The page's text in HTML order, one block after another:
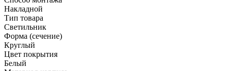
Накладной
Тип товара
Светильник
Форма (сечение)
Круглый
Цвет покрытия
Белый